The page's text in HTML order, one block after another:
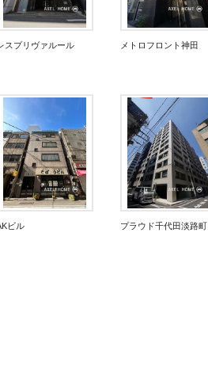
スプリヴァルール メトロフロント神田
ビル プラウド千代田淡路町